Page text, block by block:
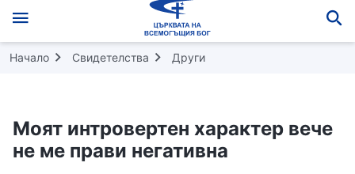
Начало Свидетелства Други
Моят интровертен характер вече
не ме прави негативна